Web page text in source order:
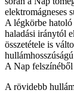
elektromágneses
A légkörbe
haladási iránytól
összetétele is
A Nap felszínéből
A rövidebb